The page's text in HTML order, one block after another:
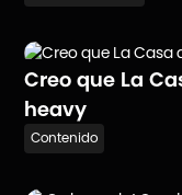
Creo que La
heavy
Contenido